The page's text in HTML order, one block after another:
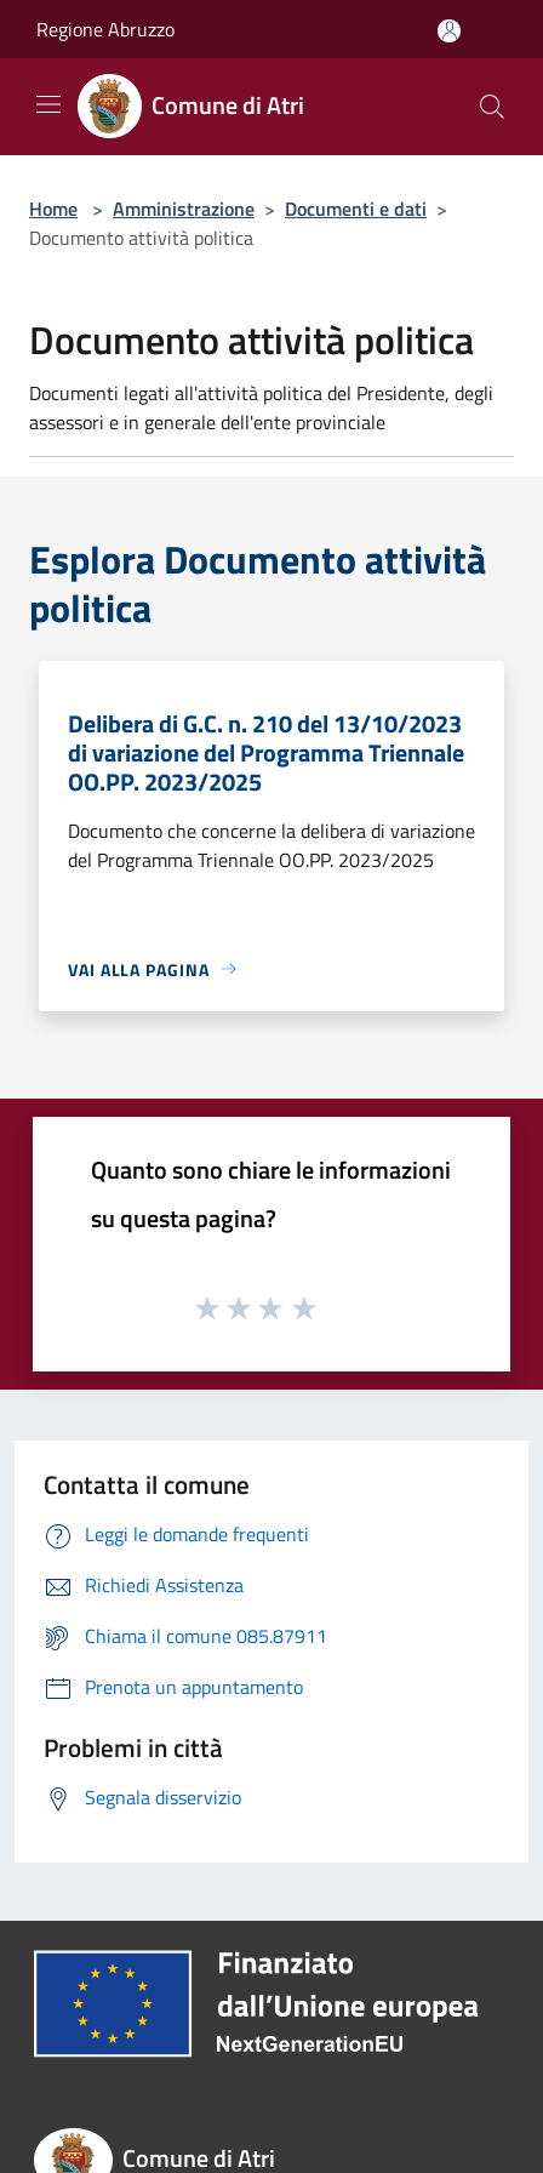
Regione Abruzzo
Comune di Atri
Home > Amministrazione > Documenti e dati >
Documento attività politica
Documento attività politica
Documenti legati all'attività politica del Presidente, degli
assessori e in generale dell'ente provinciale
Esplora Documento attività
politica
Delibera di G.C. n. 210 del 13/10/2023
di variazione del Programma Triennale
OO.PP. 2023/2025
Documento che concerne la delibera di variazione
del Programma Triennale OO.PP. 2023/2025
VAI ALLA PAGINA
Quanto sono chiare le informazioni
su questa pagina?
Contatta il comune
Leggi le domande frequenti
Richiedi Assistenza
Chiama il comune 085.87911
Prenota un appuntamento
Problemi in città
Segnala disservizio
Comune di Atri